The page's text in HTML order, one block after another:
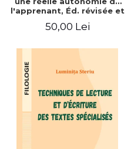
l'apprenant, Éd. révisée et
50,00 Lei